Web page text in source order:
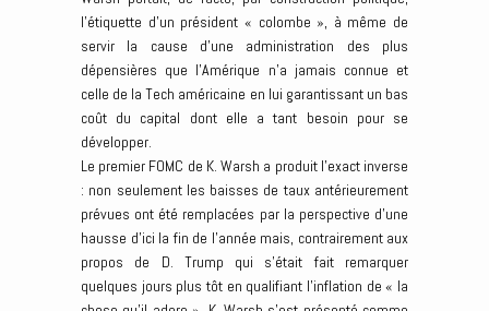
l’étiquette d’un président « colombe », à même de
servir la cause d’une administration des plus
dépensières que l’Amérique n’a jamais connue et
celle de la Tech américaine en lui garantissant un bas
coût du capital dont elle a tant besoin pour se
développer.
Le premier FOMC de K. Warsh a produit l’exact inverse
: non seulement les baisses de taux antérieurement
prévues ont été remplacées par la perspective d’une
hausse d’ici la fin de l’année mais, contrairement aux
propos de D. Trump qui s’était fait remarquer
quelques jours plus tôt en qualifiant l’inflation de « la